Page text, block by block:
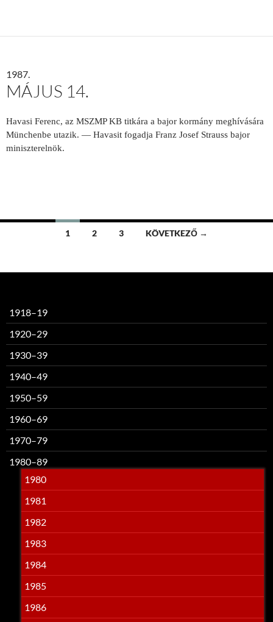
1987.
MÁJUS 14.
Havasi Ferenc, az MSZMP KB titkára a bajor kormány meghívására
Münchenbe utazik. — Havasit fogadja Franz Josef Strauss bajor
miniszterelnök.
Bejegyzések
1 2 3 KÖVETKEZŐ →
1918–19
1920–29
1930–39
1940–49
1950–59
1960–69
1970–79
1980–89
1980
1981
1982
1983
1984
1985
1986